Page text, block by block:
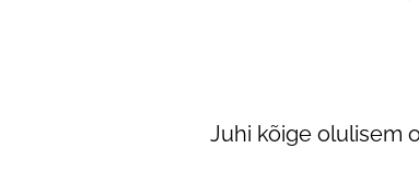
Juhi kõige olulisem